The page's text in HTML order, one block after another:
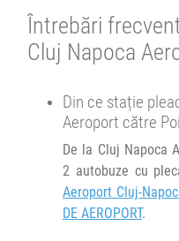
05:35 Brașov Sala
Brașov Sala
Minivan Trans
Brasov Târgoviște
Afiseaza
ATENTIE! Staționări de
Se pot face rezervări cu
Cluj-Napoca
Minivan Olteanu
Oradea Cluj Brasov
Afiseaza
Întrebări
Cluj Napoca
Din ce stație
Aeroport către
De la Cluj Napoca
2 autobuze cu
Aeroport Cluj-
DE AEROPORT.